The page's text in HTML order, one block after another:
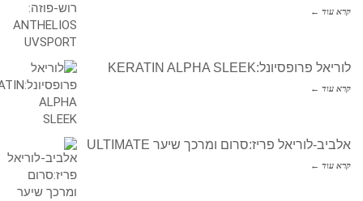
קרא עוד ←
לוריאל פרופסיונל:KERATIN ALPHA SLEEK
קרא עוד ←
אלביב-לוריאל פריז:סרום ומרכך שיער ULTIMATE
קרא עוד ←